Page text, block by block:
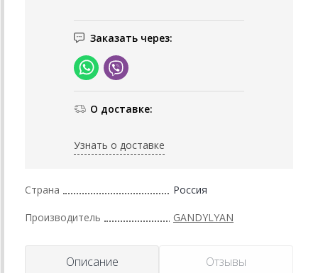
Заказать через:
О доставке:
Узнать о доставке
Страна Россия
Производитель GANDYLYAN
Описание Отзывы